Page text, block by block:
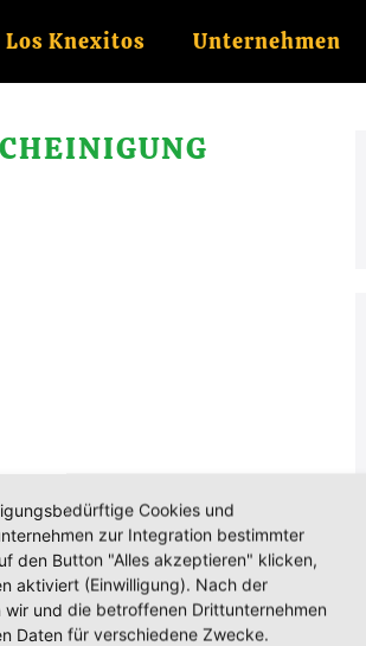
Los Knexitos Unternehmen
Cookies und
zur Integration bestimmter
den Button "Alles akzeptieren" klicken,
aktiviert (Einwilligung). Nach der
wir und die betroffenen Drittunternehmen
Daten für verschiedene Zwecke.